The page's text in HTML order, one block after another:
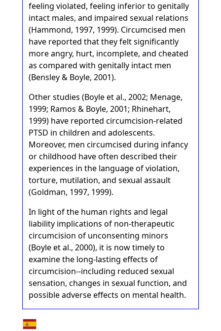
feeling violated, feeling inferior to genitally
intact males, and impaired sexual relations
(Hammond, 1997, 1999). Circumcised men
have reported that they felt significantly
more angry, hurt, incomplete, and cheated
as compared with genitally intact men
(Bensley & Boyle, 2001).
Other studies (Boyle et al., 2002; Menage,
1999; Ramos & Boyle, 2001; Rhinehart,
1999) have reported circumcision-related
PTSD in children and adolescents.
Moreover, men circumcised during infancy
or childhood have often described their
experiences in the language of violation,
torture, mutilation, and sexual assault
(Goldman, 1997, 1999).
In light of the human rights and legal
liability implications of non-therapeutic
circumcision of unconsenting minors
(Boyle et al., 2000), it is now timely to
examine the long-lasting effects of
circumcision--including reduced sexual
sensation, changes in sexual function, and
possible adverse effects on mental health.